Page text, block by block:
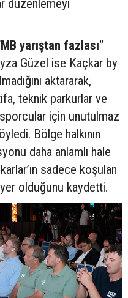
düzenlemeyi
yarıştan fazlası"
Güzel ise Kaçkar by
aktararak,
teknik parkurlar ve
için unutulmaz
Bölge halkının
daha anlamlı hale
sadece koşulan
olduğunu kaydetti.